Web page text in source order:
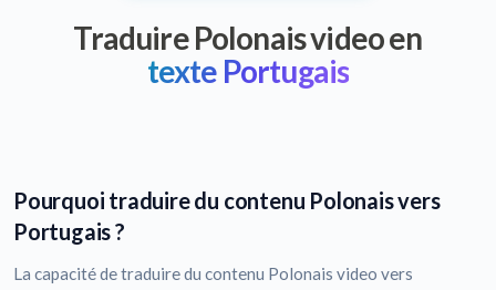
Traduire Polonais video en
texte Portugais
Pourquoi traduire du contenu Polonais vers
Portugais ?
La capacité de traduire du contenu Polonais video vers